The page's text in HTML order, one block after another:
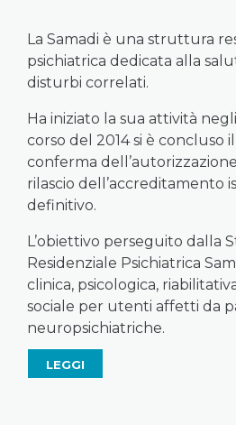
La Samadi è una struttura
psichiatrica dedicata alla
disturbi correlati.
Ha iniziato la sua attività negli
corso del 2014 si è concluso
conferma
rilascio dell’accreditamento
definitivo.
L’obiettivo perseguito dalla
Residenziale Psichiatrica
clinica, psicologica,
sociale per utenti affetti da
neuropsichiatriche.
LEGGI